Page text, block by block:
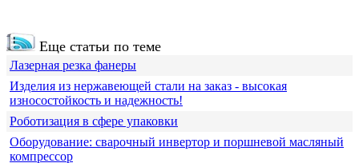
Еще статьи по теме
Лазерная резка фанеры
Изделия из нержавеющей стали на заказ - высокая
износостойкость и надежность!
Роботизация в сфере упаковки
Оборудование: сварочный инвертор и поршневой масляный
компрессор